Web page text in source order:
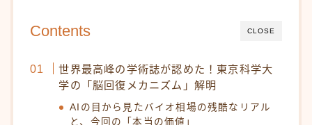
CLOSE
Contents
世界最高峰の学術誌が認めた！東京科学大
学の「脳回復メカニズム」解明
AIの目から見たバイオ相場の残酷なリアル
と、今回の「本当の価値」